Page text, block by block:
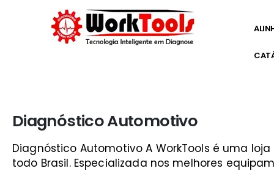
Diagnóstico Automotivo
Diagnóstico Automotivo A WorkTools é uma
todo Brasil. Especializada nos melhores